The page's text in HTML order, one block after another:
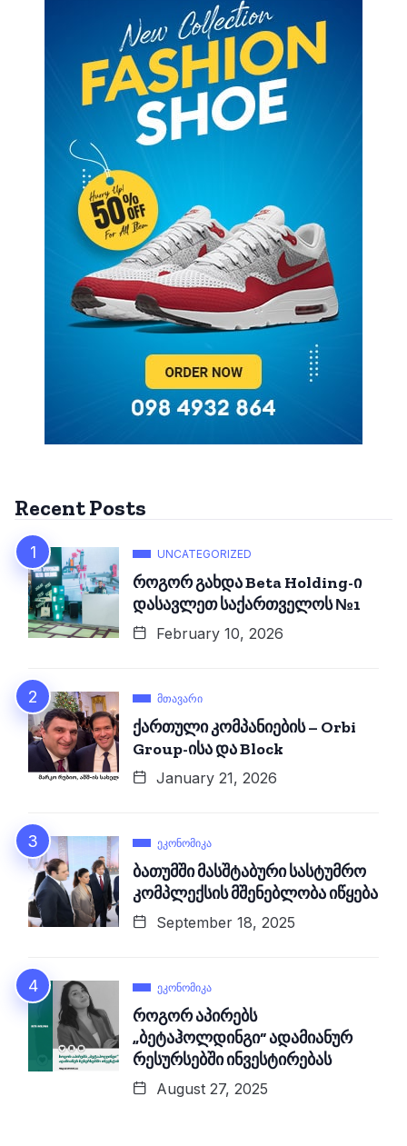
Recent Posts
UNCATEGORIZED
როგორ გახდა Beta Holding-ი
დასავლეთ საქართველოს №1
February 10, 2026
ᲛᲗᲐᲕᲐᲠᲘ
ქართული კომპანიების – Orbi
Group-ისა და Block
January 21, 2026
ᲔᲙᲝᲜᲝᲛᲘᲙᲐ
ბათუმში მასშტაბური სასტუმრო
კომპლექსის მშენებლობა იწყება
September 18, 2025
ᲔᲙᲝᲜᲝᲛᲘᲙᲐ
როგორ აპირებს
„ბეტაჰოლდინგი“ ადამიანურ
რესურსებში ინვესტირებას
August 27, 2025